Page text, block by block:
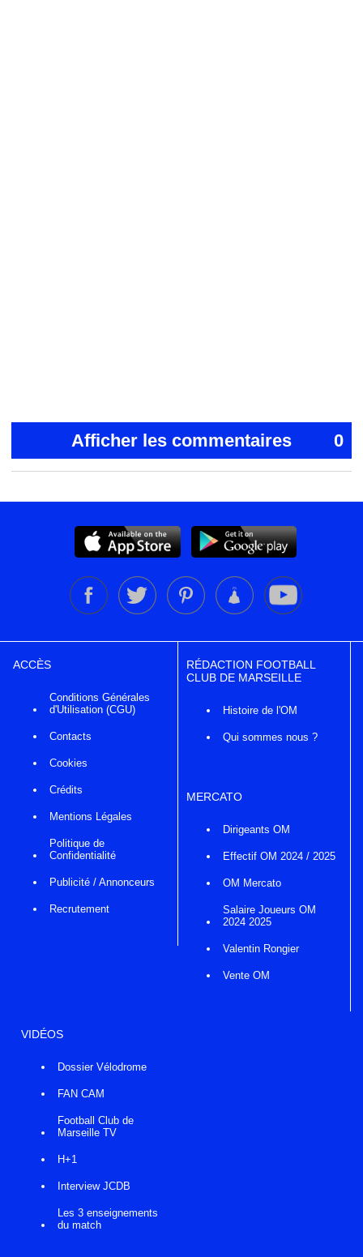
Afficher les commentaires 0
ACCÈS
Conditions Générales
d'Utilisation (CGU)
Contacts
Cookies
Crédits
Mentions Légales
Politique de
Confidentialité
Publicité / Annonceurs
Recrutement
RÉDACTION FOOTBALL
CLUB DE MARSEILLE
Histoire de l'OM
Qui sommes nous ?
MERCATO
Dirigeants OM
Effectif OM 2024 / 2025
OM Mercato
Salaire Joueurs OM
2024 2025
Valentin Rongier
Vente OM
VIDÉOS
Dossier Vélodrome
FAN CAM
Football Club de
Marseille TV
H+1
Interview JCDB
Les 3 enseignements
du match